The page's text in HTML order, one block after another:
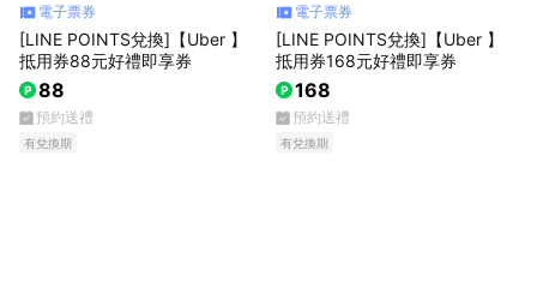
電子票券
[LINE POINTS兌換]【Uber 】
抵用券88元好禮即享券
88
預約送禮
有兌換期
電子票券
[LINE POINTS兌換]【Uber 】
抵用券168元好禮即享券
168
預約送禮
有兌換期